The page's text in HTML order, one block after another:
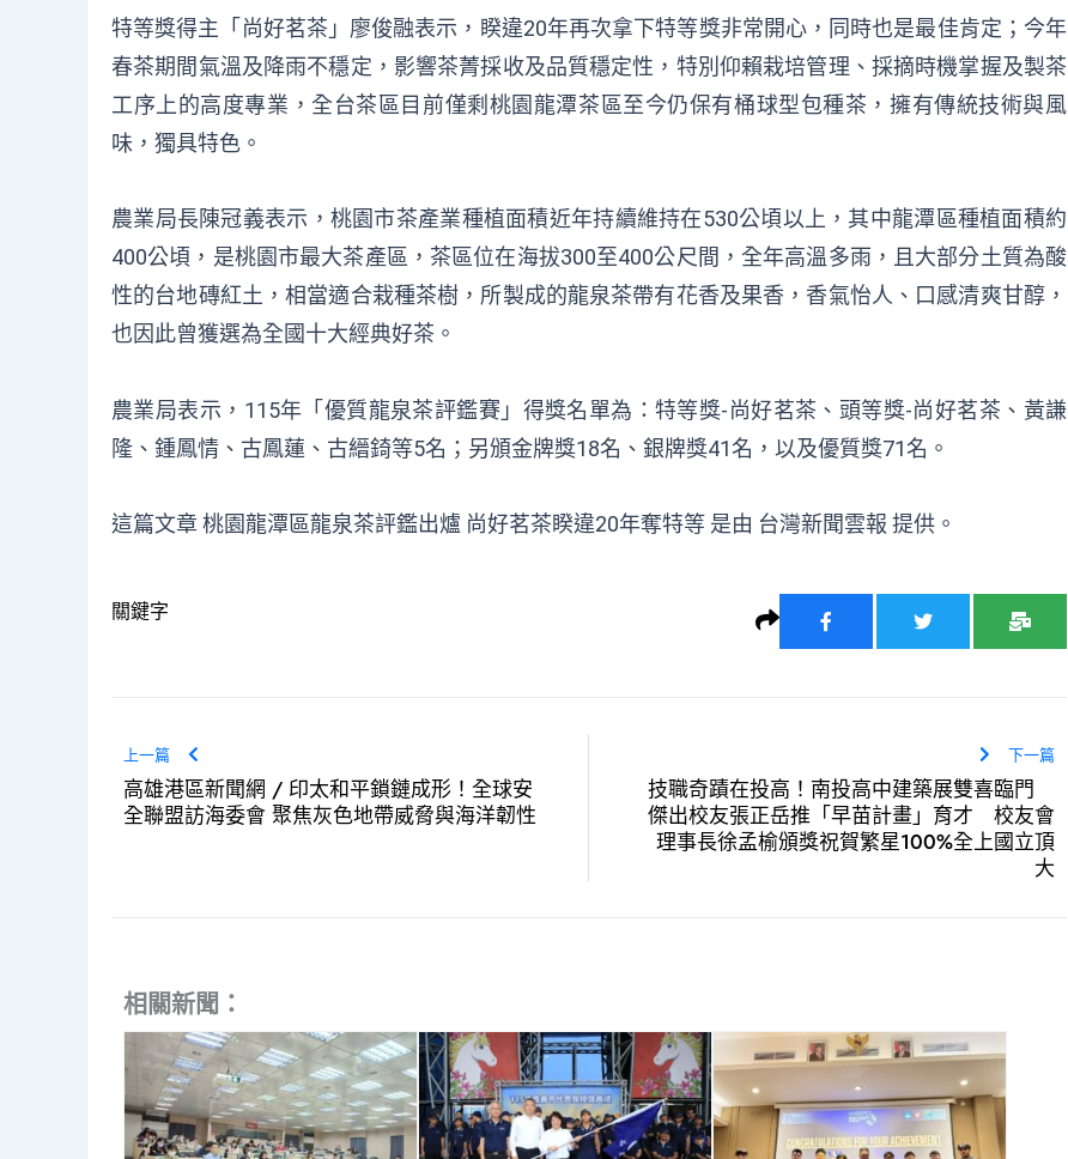
特等獎得主「尚好茗茶」廖俊融表示，睽違20年再次拿下特等獎非常開心，同時也是最佳肯定；今年
春茶期間氣溫及降雨不穩定，影響茶菁採收及品質穩定性，特別仰賴栽培管理、採摘時機掌握及製茶
工序上的高度專業，全台茶區目前僅剩桃園龍潭茶區至今仍保有桶球型包種茶，擁有傳統技術與風
味，獨具特色。
農業局長陳冠義表示，桃園市茶產業種植面積近年持續維持在530公頃以上，其中龍潭區種植面積約
400公頃，是桃園市最大茶產區，茶區位在海拔300至400公尺間，全年高溫多雨，且大部分土質為酸
性的台地磚紅土，相當適合栽種茶樹，所製成的龍泉茶帶有花香及果香，香氣怡人、口感清爽甘醇，
也因此曾獲選為全國十大經典好茶。
農業局表示，115年「優質龍泉茶評鑑賽」得獎名單為：特等獎-尚好茗茶、頭等獎-尚好茗茶、黃謙
隆、鍾鳳情、古鳳蓮、古縉錡等5名；另頒金牌獎18名、銀牌獎41名，以及優質獎71名。
這篇文章 桃園龍潭區龍泉茶評鑑出爐 尚好茗茶睽違20年奪特等 是由 台灣新聞雲報 提供。
關鍵字
上一篇
高雄港區新聞網 / 印太和平鎖鏈成形！全球安
全聯盟訪海委會 聚焦灰色地帶威脅與海洋韌性
下一篇
技職奇蹟在投高！南投高中建築展雙喜臨門
傑出校友張正岳推「早苗計畫」育才 校友會
理事長徐孟榆頒獎祝賀繁星100%全上國立頂
大
相關新聞：